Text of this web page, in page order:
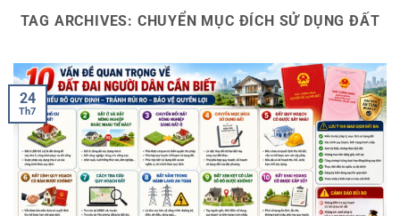
TAG ARCHIVES: CHUYỂN MỤC ĐÍCH SỬ DỤNG ĐẤT
24
Th7